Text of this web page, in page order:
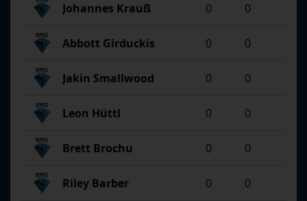
Johannes Krauß 0 0
Abbott Girduckis 0 0
Jakin Smallwood 0 0
Leon Hüttl 0 0
Brett Brochu 0 0
Riley Barber 0 0